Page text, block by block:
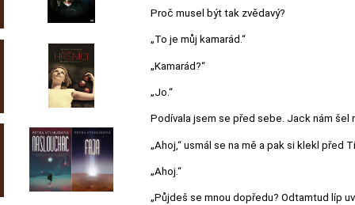
Proč musel být tak zvědavý?
„To je můj kamarád.“
„Kamarád?“
„Jo.“
Podívala jsem se před sebe. Jack nám šel
„Ahoj,“ usmál se na mě a pak si klekl před
„Ahoj.“
„Půjdeš se mnou dopředu? Odtamtud líp